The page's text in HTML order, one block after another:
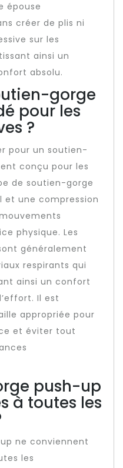
épouse
créer de plis ni
sur les
ainsi un
absolu.
gorge
pour les
?
pour un soutien-
conçu pour les
de soutien-gorge
une compression
physique. Les
généralement
respirants qui
ainsi un confort
Il est
appropriée pour
et éviter tout
push-up
à toutes les
ne conviennent
les